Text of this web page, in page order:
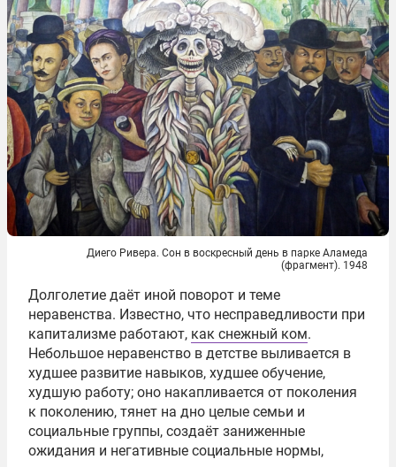
Диего Ривера. Сон в воскресный день в парке Аламеда
(фрагмент). 1948
Долголетие даёт иной поворот и теме
неравенства. Известно, что несправедливости при
капитализме работают, как снежный ком.
Небольшое неравенство в детстве выливается в
худшее развитие навыков, худшее обучение,
худшую работу; оно накапливается от поколения
к поколению, тянет на дно целые семьи и
социальные группы, создаёт заниженные
ожидания и негативные социальные нормы,